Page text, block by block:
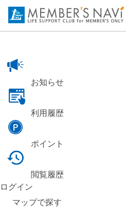
お知らせ
利用履歴
ポイント
閲覧履歴
ログイン
マップで探す